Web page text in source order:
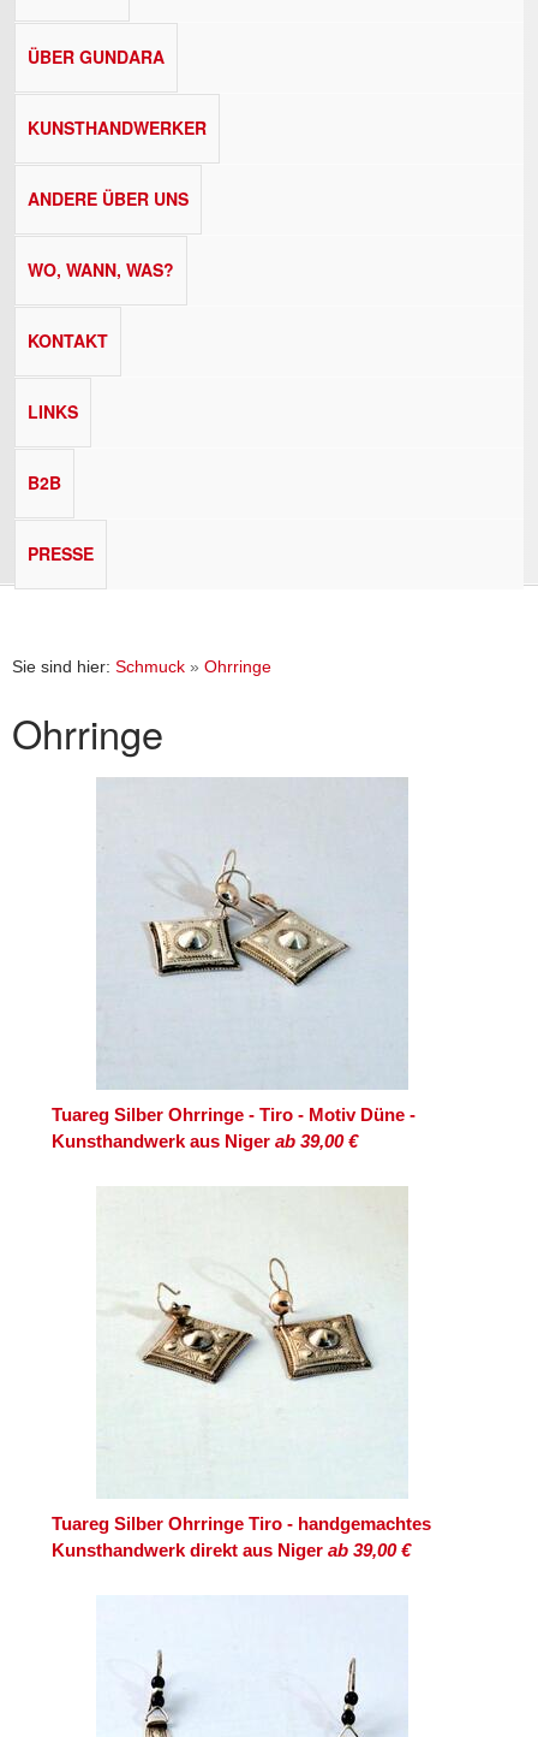
ÜBER GUNDARA
KUNSTHANDWERKER
ANDERE ÜBER UNS
WO, WANN, WAS?
KONTAKT
LINKS
B2B
PRESSE
Sie sind hier: Schmuck » Ohrringe
Ohrringe
Tuareg Silber Ohrringe - Tiro - Motiv Düne -
Kunsthandwerk aus Niger ab 39,00 €
Tuareg Silber Ohrringe Tiro - handgemachtes
Kunsthandwerk direkt aus Niger ab 39,00 €